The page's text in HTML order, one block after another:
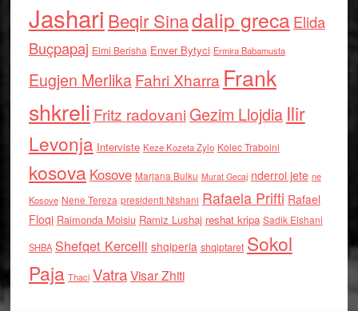
Jashari Beqir Sinadalip grecaElida
Buçpapaj Elmi Berisha Enver Bytyci Ermira Babamusta
Eugjen MerlikaFahri Xharra Frank
shkreli Fritz radovaniGezim Llojdia Ilir
Levonja Interviste Keze Kozeta Zylo Kolec Traboini
kosova Kosove Marjana Bulku Murat Gecaj nderroi jete ne
Kosove Nene Tereza presidenti Nishani Rafaela Prifti Rafael
Floqi Raimonda Moisiu Ramiz Lushaj reshat kripa Sadik Elshani
SHBA Shefqet Kercelli shqiperia shqiptaret Sokol
Paja Thaci VatraVisar Zhiti